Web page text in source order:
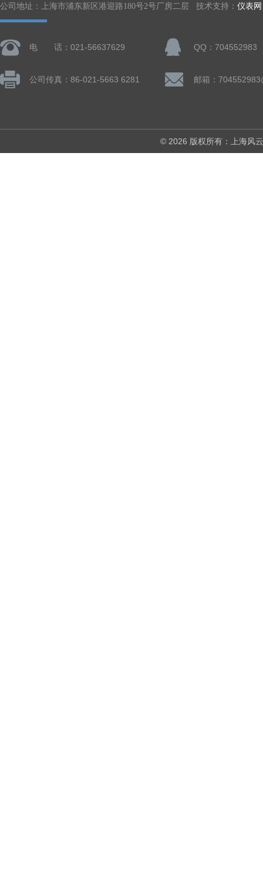
公司地址：上海市浦东新区港迎路180号2号厂房二层 技术支持： 仪表网
电 话：021-56637629 QQ：704552983
公司传真：86-021-5663 6281 邮箱：
© 2026 版权所有：上海风